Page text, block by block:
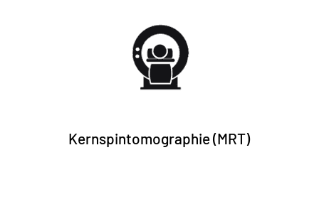
Kernspintomographie (MRT)
Info + Anmeldung